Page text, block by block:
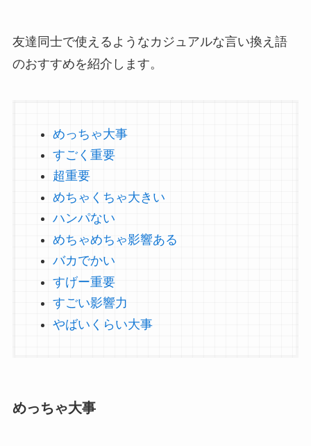
友達同士で使えるようなカジュアルな言い換え語
のおすすめを紹介します。
めっちゃ大事
すごく重要
超重要
めちゃくちゃ大きい
ハンパない
めちゃめちゃ影響ある
バカでかい
すげー重要
すごい影響力
やばいくらい大事
めっちゃ大事